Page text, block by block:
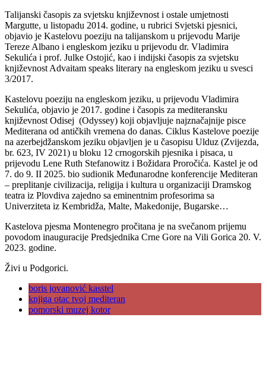
Talijanski časopis za svjetsku književnost i ostale umjetnosti
Margutte, u listopadu 2014. godine, u rubrici Svjetski pjesnici,
objavio je Kastelovu poeziju na talijanskom u prijevodu Marije
Tereze Albano i engleskom jeziku u prijevodu dr. Vladimira
Sekulića i prof. Julke Ostojić, kao i indijski časopis za svjetsku
književnost Advaitam speaks literary na engleskom jeziku u svesci
3/2017.
Kastelovu poeziju na engleskom jeziku, u prijevodu Vladimira
Sekulića, objavio je 2017. godine i časopis za mediteransku
književnost Odisej (Odyssey) koji objavljuje najznačajnije pisce
Mediterana od antičkih vremena do danas. Ciklus Kastelove poezije
na azerbejdžanskom jeziku objavljen je u časopisu Ulduz (Zvijezda,
br. 623, IV 2021) u bloku 12 crnogorskih pjesnika i pisaca, u
prijevodu Lene Ruth Stefanowitz i Božidara Proročića. Kastel je od
7. do 9. II 2025. bio sudionik Međunarodne konferencije Mediteran
– preplitanje civilizacija, religija i kultura u organizaciji Dramskog
teatra iz Plovdiva zajedno sa eminentnim profesorima sa
Univerziteta iz Kembridža, Malte, Makedonije, Bugarske…
Kastelova pjesma Montenegro pročitana je na svečanom prijemu
povodom inauguracije Predsjednika Crne Gore na Vili Gorica 20. V.
2023. godine.
Živi u Podgorici.
boris jovanović kasstel
knjiga otac tvoj mediteran
pomorski muzej kotor